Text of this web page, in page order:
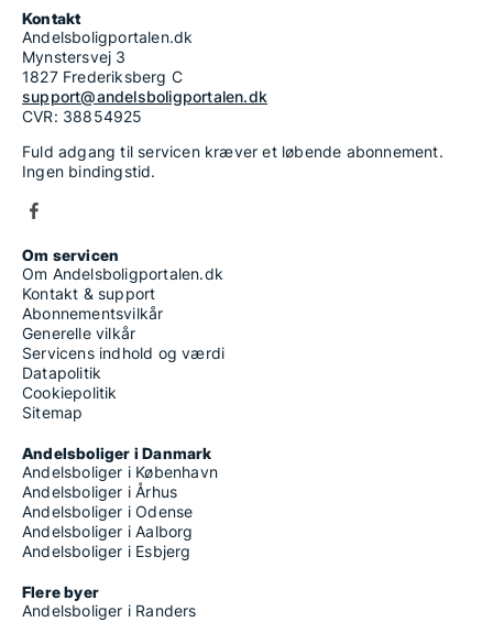
Kontakt
Andelsboligportalen.dk
Mynstersvej 3
1827 Frederiksberg C
support@andelsboligportalen.dk
CVR: 38854925
Fuld adgang til servicen kræver et løbende abonnement.
Ingen bindingstid.
Om servicen
Om Andelsboligportalen.dk
Kontakt & support
Abonnementsvilkår
Generelle vilkår
Servicens indhold og værdi
Datapolitik
Cookiepolitik
Sitemap
Andelsboliger i Danmark
Andelsboliger i København
Andelsboliger i Århus
Andelsboliger i Odense
Andelsboliger i Aalborg
Andelsboliger i Esbjerg
Flere byer
Andelsboliger i Randers